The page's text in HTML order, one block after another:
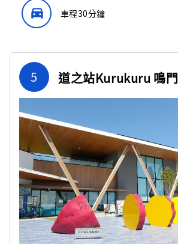
directions_car_filled 車程30分鐘
5 道之站Kurukuru 鳴門